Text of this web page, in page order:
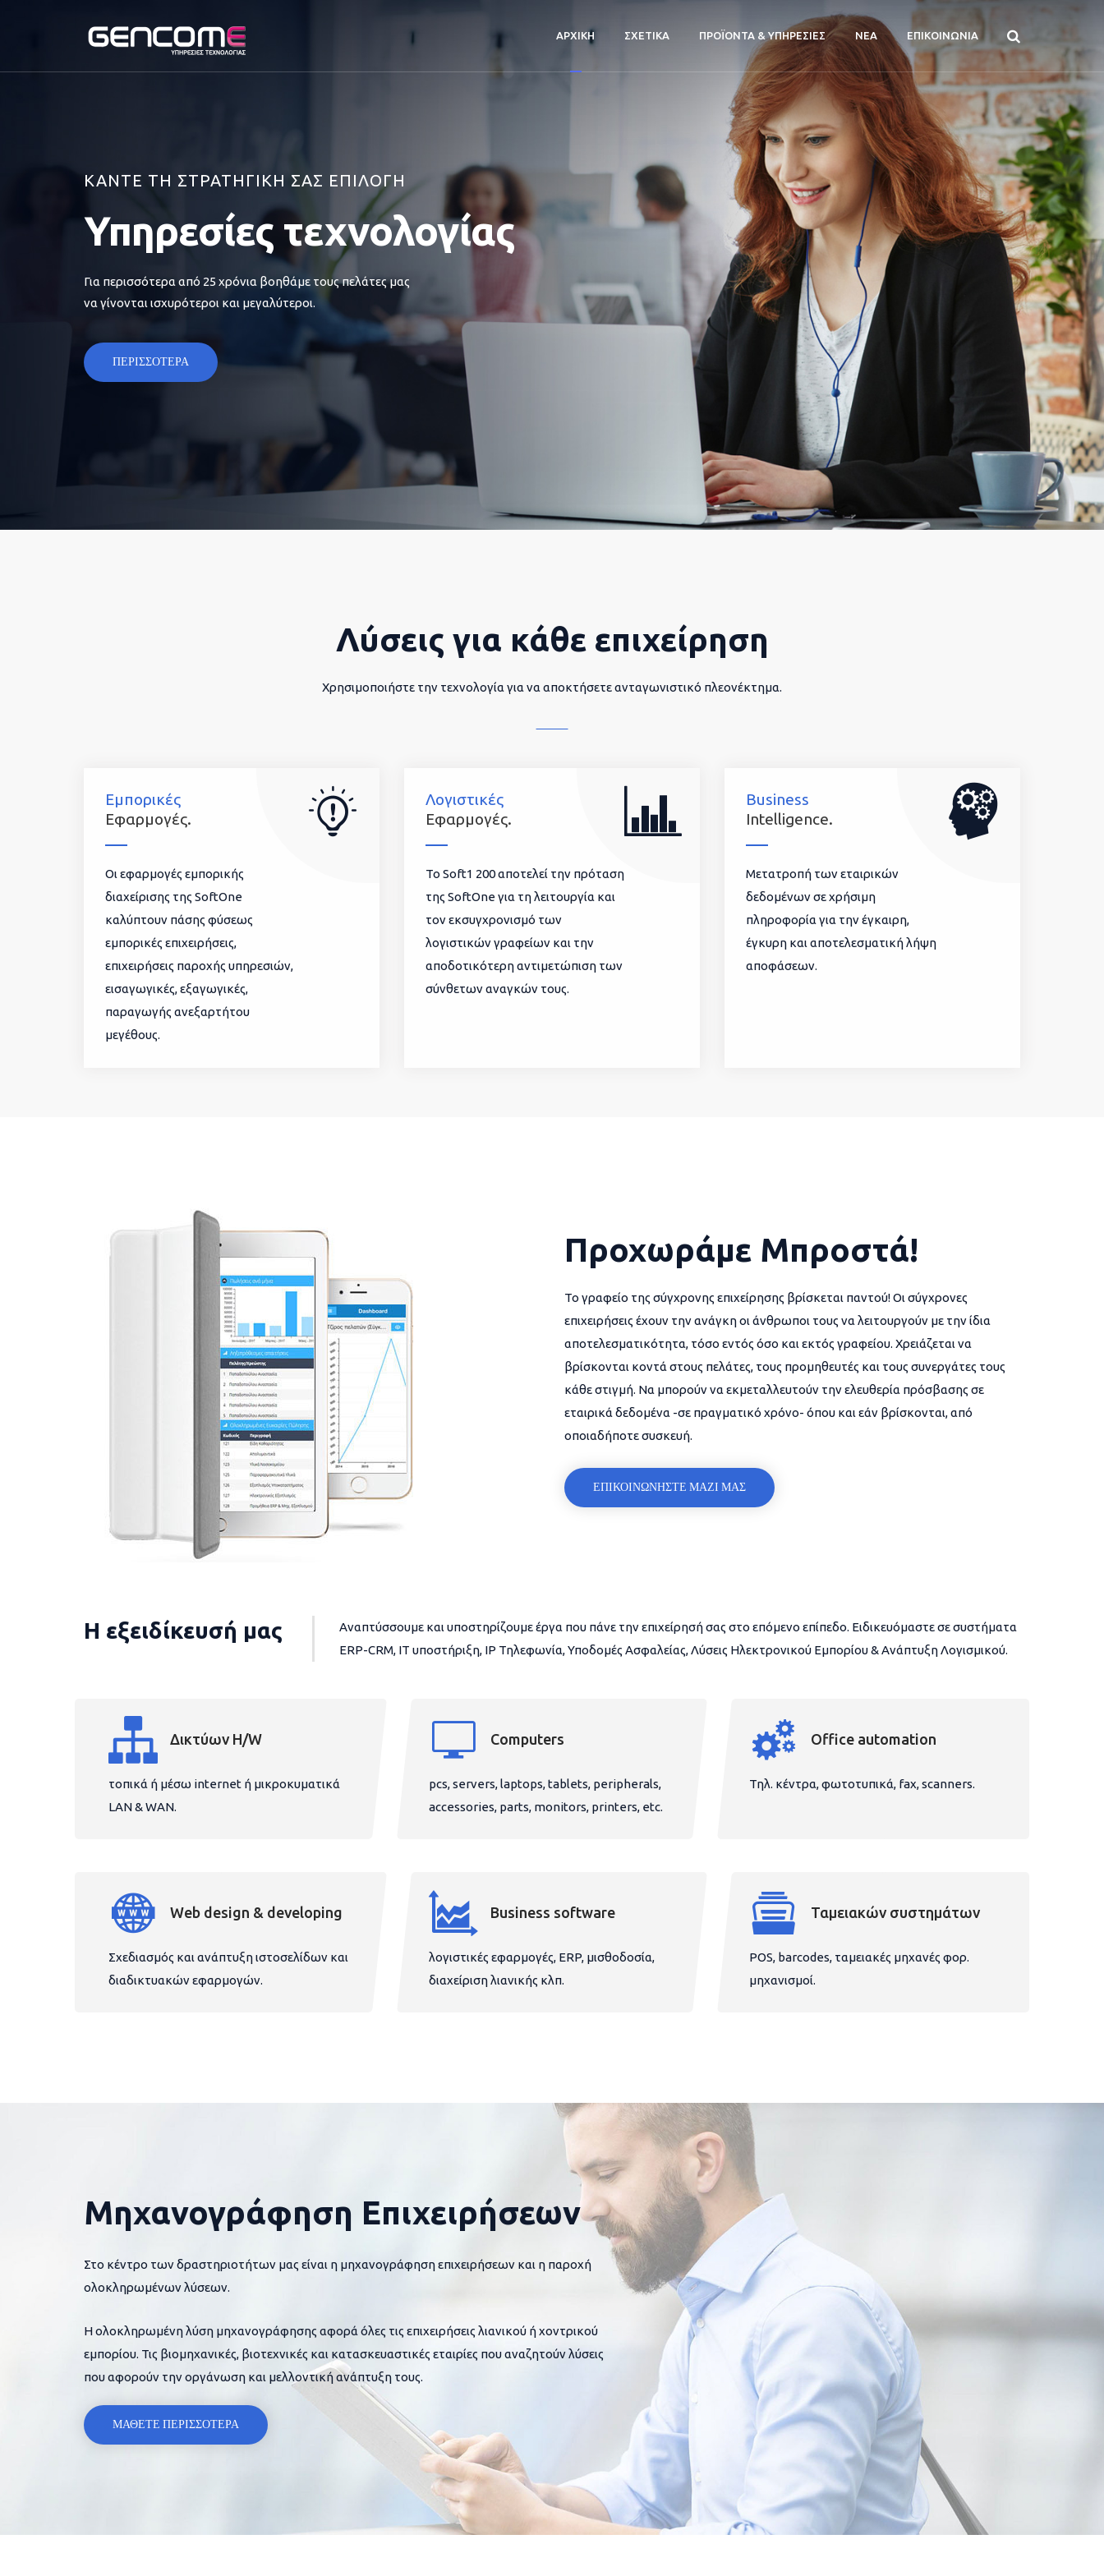
ΑΡΧΙΚΗ ΣΧΕΤΙΚΑ ΠΡΟΪΟΝΤΑ & ΥΠΗΡΕΣΙΕΣ ΝΕΑ ΕΠΙΚΟΙΝΩΝΙΑ
ΚΑΝΤΕ ΤΗ ΣΤΡΑΤΗΓΙΚΗ ΣΑΣ ΕΠΙΛΟΓΗ
Υπηρεσίες τεχνολογίας
Για περισσότερα από 25 χρόνια βοηθάμε τους πελάτες μας
να γίνονται ισχυρότεροι και μεγαλύτεροι.
ΠΕΡΙΣΣΟΤΕΡΑ
Λύσεις για κάθε επιχείρηση
Χρησιμοποιήστε την τεχνολογία για να αποκτήσετε ανταγωνιστικό πλεονέκτημα.
Εμπορικές
Εφαρμογές.
Οι εφαρμογές εμπορικής
διαχείρισης της SoftOne
καλύπτουν πάσης φύσεως
εμπορικές επιχειρήσεις,
επιχειρήσεις παροχής υπηρεσιών,
εισαγωγικές, εξαγωγικές,
παραγωγής ανεξαρτήτου
μεγέθους.
Λογιστικές
Εφαρμογές.
To Soft1 200 αποτελεί την πρόταση
της SoftOne για τη λειτουργία και
τον εκσυγχρονισμό των
λογιστικών γραφείων και την
αποδοτικότερη αντιμετώπιση των
σύνθετων αναγκών τους.
Business
Intelligence.
Μετατροπή των εταιρικών
δεδομένων σε χρήσιμη
πληροφορία για την έγκαιρη,
έγκυρη και αποτελεσματική λήψη
αποφάσεων.
Προχωράμε Μπροστά!
Το γραφείο της σύγχρονης επιχείρησης βρίσκεται παντού! Οι σύγχρονες
επιχειρήσεις έχουν την ανάγκη οι άνθρωποι τους να λειτουργούν με την ίδια
αποτελεσματικότητα, τόσο εντός όσο και εκτός γραφείου. Χρειάζεται να
βρίσκονται κοντά στους πελάτες, τους προμηθευτές και τους συνεργάτες τους
κάθε στιγμή. Να μπορούν να εκμεταλλευτούν την ελευθερία πρόσβασης σε
εταιρικά δεδομένα -σε πραγματικό χρόνο- όπου και εάν βρίσκονται, από
οποιαδήποτε συσκευή.
ΕΠΙΚΟΙΝΩΝΗΣΤΕ ΜΑΖΙ ΜΑΣ
Η εξειδίκευσή μας
Αναπτύσσουμε και υποστηρίζουμε έργα που πάνε την επιχείρησή σας στο επόμενο επίπεδο. Ειδικευόμαστε σε συστήματα
ERP-CRM, IT υποστήριξη, IP Τηλεφωνία, Υποδομές Ασφαλείας, Λύσεις Ηλεκτρονικού Εμπορίου & Ανάπτυξη Λογισμικού.
Δικτύων H/W
τοπικά ή μέσω internet ή μικροκυματικά
LAN & WAN.
Computers
pcs, servers, laptops, tablets, peripherals,
accessories, parts, monitors, printers, etc.
Office automation
Τηλ. κέντρα, φωτοτυπικά, fax, scanners.
Web design & developing
Σχεδιασμός και ανάπτυξη ιστοσελίδων και
διαδικτυακών εφαρμογών.
Business software
λογιστικές εφαρμογές, ERP, μισθοδοσία,
διαχείριση λιανικής κλπ.
Ταμειακών συστημάτων
POS, barcodes, ταμειακές μηχανές φορ.
μηχανισμοί.
Μηχανογράφηση Επιχειρήσεων
Στο κέντρο των δραστηριοτήτων μας είναι η μηχανογράφηση επιχειρήσεων και η παροχή
ολοκληρωμένων λύσεων.
Η ολοκληρωμένη λύση μηχανογράφησης αφορά όλες τις επιχειρήσεις λιανικού ή χοντρικού
εμπορίου. Τις βιομηχανικές, βιοτεχνικές και κατασκευαστικές εταιρίες που αναζητούν λύσεις
που αφορούν την οργάνωση και μελλοντική ανάπτυξη τους.
ΜΑΘΕΤΕ ΠΕΡΙΣΣΟΤΕΡΑ